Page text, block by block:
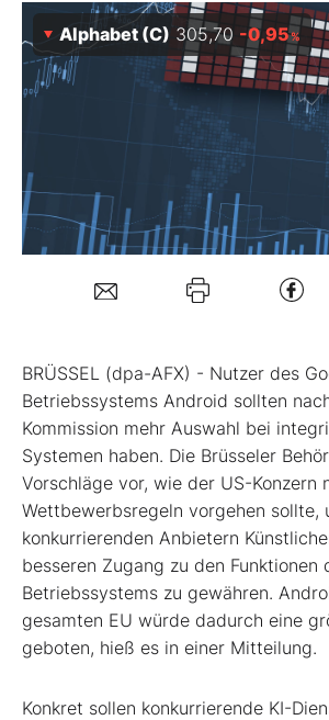
BO-Musterdepots
Mein Konto
Folgen Sie uns
Kontakt
Alphabet (C) 305,70 -0,95%
BRÜSSEL (dpa-AFX) - Nutzer des
Betriebssystems Android sollten
Kommission mehr Auswahl bei
Systemen haben. Die Brüsseler
Vorschläge vor, wie der US-Konzern
Wettbewerbsregeln vorgehen sollte,
konkurrierenden Anbietern
besseren Zugang zu den Funktionen
Betriebssystems zu gewähren.
gesamten EU würde dadurch eine
geboten, hieß es in einer Mitteilung.
Konkret sollen konkurrierende KI-